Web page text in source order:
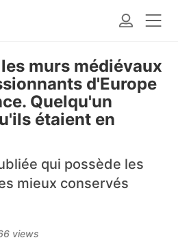
murs médiévaux
d'Europe
Quelqu'un
étaient en
qui possède les
mieux conservés
views